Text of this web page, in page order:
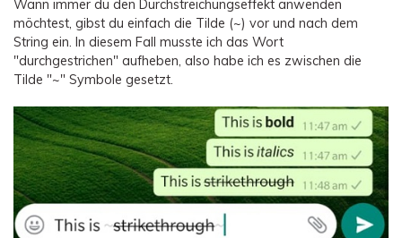
Wann immer du den Durchstreichungseffekt anwenden
möchtest, gibst du einfach die Tilde (~) vor und nach dem
String ein. In diesem Fall musste ich das Wort
"durchgestrichen" aufheben, also habe ich es zwischen die
Tilde "~" Symbole gesetzt.